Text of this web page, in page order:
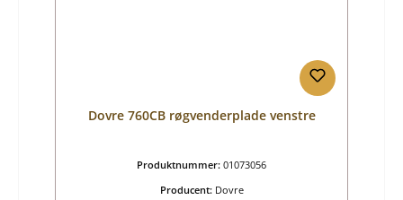
Dovre 760CB røgvenderplade venstre
Produktnummer: 01073056
Producent: Dovre